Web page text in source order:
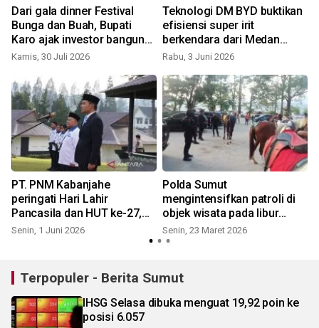
Dari gala dinner Festival
Bunga dan Buah, Bupati
Karo ajak investor bangun
pariwisata dan pertanian
Kamis, 30 Juli 2026
Teknologi DM BYD buktikan
efisiensi super irit
berkendara dari Medan
hingga dataran tinggi
Rabu, 3 Juni 2026
PT. PNM Kabanjahe
peringati Hari Lahir
Pancasila dan HUT ke-27,
Direktur Keuangan Sahat
Senin, 1 Juni 2026
Polda Sumut
mengintensifkan patroli di
objek wisata pada libur
Lebaran
Senin, 23 Maret 2026
Terpopuler - Berita Sumut
IHSG Selasa dibuka menguat 19,92 poin ke
posisi 6.057